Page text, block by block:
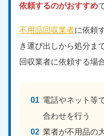
依頼するのがおすすめ
不用品回収業者に依頼
き運び出しから処分ま
回収業者に依頼する場
電話やネット等
合わせを行う
業者が不用品の